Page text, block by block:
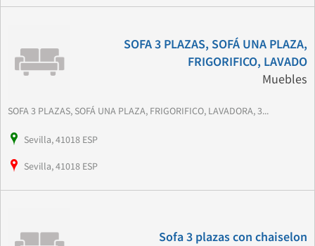
SOFA 3 PLAZAS, SOFÁ UNA PLAZA,
FRIGORIFICO, LAVADO
Muebles
SOFA 3 PLAZAS, SOFÁ UNA PLAZA, FRIGORIFICO, LAVADORA, 3...
Sevilla, 41018 ESP
Sevilla, 41018 ESP
Sofa 3 plazas con chaiselon